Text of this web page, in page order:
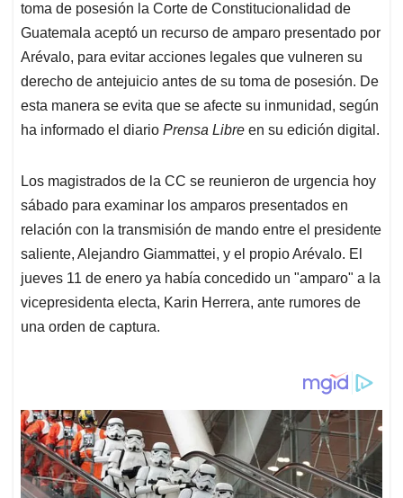
toma de posesión la Corte de Constitucionalidad de
Guatemala aceptó un recurso de amparo presentado por
Arévalo, para evitar acciones legales que vulneren su
derecho de antejuicio antes de su toma de posesión. De
esta manera se evita que se afecte su inmunidad, según
ha informado el diario Prensa Libre en su edición digital.
Los magistrados de la CC se reunieron de urgencia hoy
sábado para examinar los amparos presentados en
relación con la transmisión de mando entre el presidente
saliente, Alejandro Giammattei, y el propio Arévalo. El
jueves 11 de enero ya había concedido un "amparo" a la
vicepresidenta electa, Karin Herrera, ante rumores de
una orden de captura.